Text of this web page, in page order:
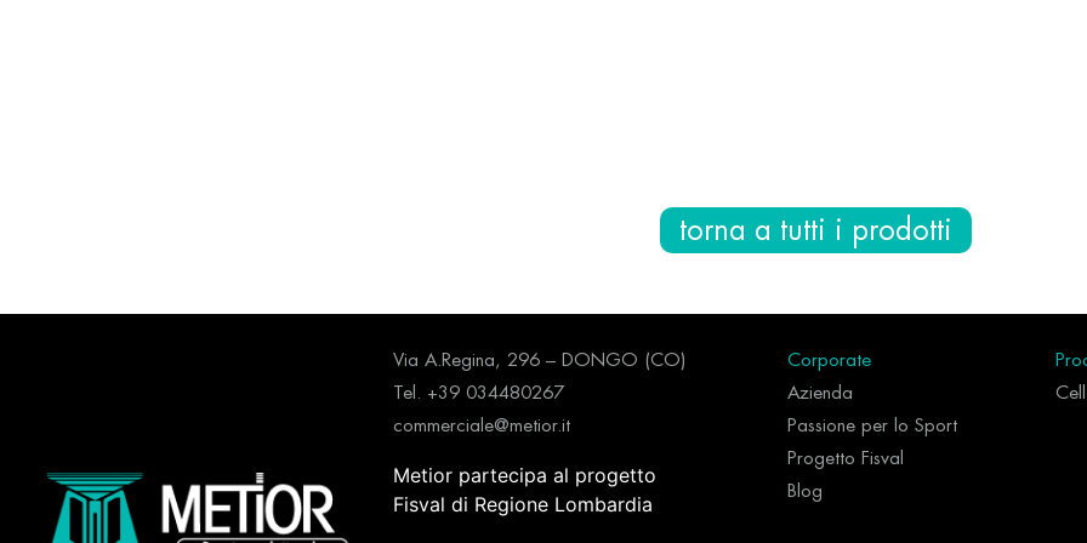
torna a tutti i prodotti
Via A.Regina, 296 – DONGO (CO)
Tel. +39 034480267
commerciale@metior.it
Metior partecipa al progetto
Fisval di Regione Lombardia
Corporate
Azienda
Passione per lo Sport
Progetto Fisval
Blog